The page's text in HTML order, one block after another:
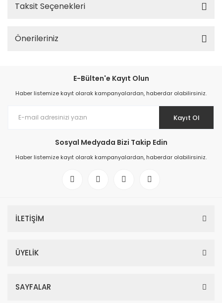
Taksit Seçenekleri
Önerileriniz
E-Bülten'e Kayıt Olun
Haber listemize kayıt olarak kampanyalardan, haberdar olabilirsiniz.
Kayıt Ol
Sosyal Medyada Bizi Takip Edin
Haber listemize kayıt olarak kampanyalardan, haberdar olabilirsiniz.
İLETİŞİM
ÜYELİK
SAYFALAR